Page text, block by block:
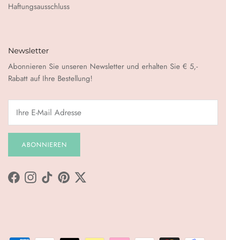
Haftungsausschluss
Newsletter
Abonnieren Sie unseren Newsletter und erhalten Sie € 5,-
Rabatt auf Ihre Bestellung!
ABONNIEREN
FacebookInstagram
TikTokPinterestTwitter